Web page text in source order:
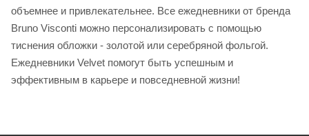
объемнее и привлекательнее. Все ежедневники от бренда
Bruno Visconti можно персонализировать с помощью
тиснения обложки - золотой или серебряной фольгой.
Ежедневники Velvet помогут быть успешным и
эффективным в карьере и повседневной жизни!